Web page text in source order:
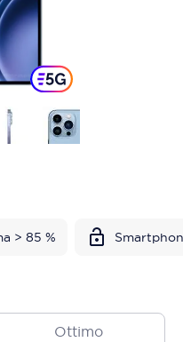
> 85 %
Ottimo